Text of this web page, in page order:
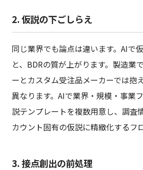
2. 仮説の下ごしらえ
同じ業界でも論点は違います。AIで
と、BDRの質が上がります。製造業
ーとカスタム受注品メーカーでは抱
異なります。AIで業界・規模・事業
説テンプレートを複数用意し、調査
カウント固有の仮説に精緻化するフ
3. 接点創出の前処理